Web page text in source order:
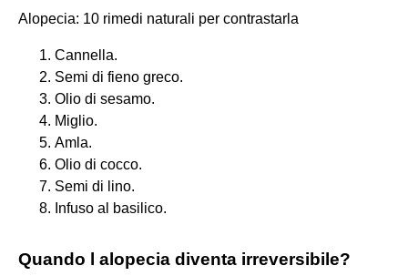
Alopecia: 10 rimedi naturali per contrastarla
Cannella.
Semi di fieno greco.
Olio di sesamo.
Miglio.
Amla.
Olio di cocco.
Semi di lino.
Infuso al basilico.
Quando l alopecia diventa irreversibile?